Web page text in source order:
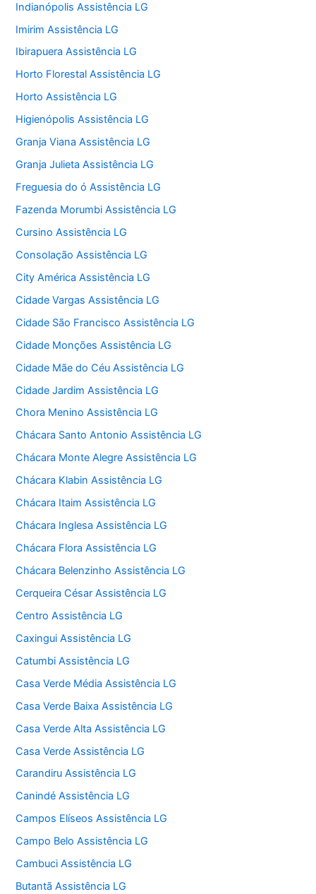
Indianópolis Assistência LG
Imirim Assistência LG
Ibirapuera Assistência LG
Horto Florestal Assistência LG
Horto Assistência LG
Higienópolis Assistência LG
Granja Viana Assistência LG
Granja Julieta Assistência LG
Freguesia do ó Assistência LG
Fazenda Morumbi Assistência LG
Cursino Assistência LG
Consolação Assistência LG
City América Assistência LG
Cidade Vargas Assistência LG
Cidade São Francisco Assistência LG
Cidade Monções Assistência LG
Cidade Mãe do Céu Assistência LG
Cidade Jardim Assistência LG
Chora Menino Assistência LG
Chácara Santo Antonio Assistência LG
Chácara Monte Alegre Assistência LG
Chácara Klabin Assistência LG
Chácara Itaim Assistência LG
Chácara Inglesa Assistência LG
Chácara Flora Assistência LG
Chácara Belenzinho Assistência LG
Cerqueira César Assistência LG
Centro Assistência LG
Caxingui Assistência LG
Catumbi Assistência LG
Casa Verde Média Assistência LG
Casa Verde Baixa Assistência LG
Casa Verde Alta Assistência LG
Casa Verde Assistência LG
Carandiru Assistência LG
Canindé Assistência LG
Campos Elíseos Assistência LG
Campo Belo Assistência LG
Cambuci Assistência LG
Butantã Assistência LG